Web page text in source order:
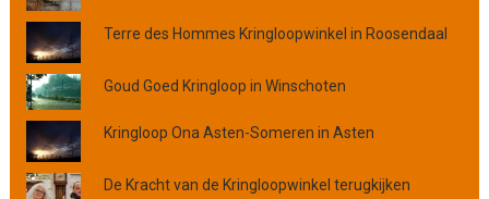
p
r
o
v
i
n
c
i
Terre des Hommes Kringloopwinkel in Roosendaal
Goud Goed Kringloop in Winschoten
Kringloop Ona Asten-Someren in Asten
De Kracht van de Kringloopwinkel terugkijken